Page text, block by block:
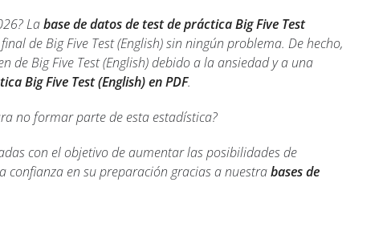
Labase de datos de test de práctica Big Five Test
de Big Five Test (English) sin ningún problema. De hecho,
Big Five Test (English) debido a la ansiedad y a una
Big Five Test (English) en PDF.
no formar parte de esta estadística?
con el objetivo de aumentar las posibilidades de
confianza en su preparación gracias a nuestrabases de